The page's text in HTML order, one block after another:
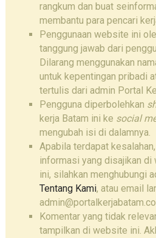
rangkum dan buat
membantu para pencari
Penggunaan website ini
tanggung jawab dari
Dilarang menggunakan
untuk kepentingan pribadi
tertulis dari admin Portal
Pengguna diperbolehkan
kerja Batam ini ke social
mengubah isi di dalamnya.
Apabila terdapat
informasi yang disajikan di
ini, silahkan menghubungi
Tentang Kami, atau email
Komentar yang tidak
tampilkan di website ini.